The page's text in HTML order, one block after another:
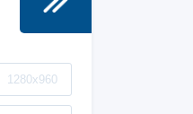
1280x960